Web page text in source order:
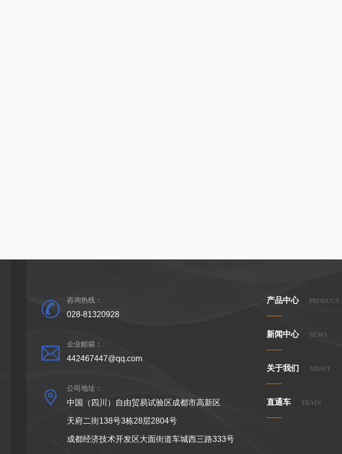
咨询热线：
028-81320928
企业邮箱：
442467447@qq.com
公司地址：
中国（四川）自由贸易试验区成都市高新区
天府二街138号3栋28层2804号
成都经济技术开发区大面街道车城西三路333号
产品中心 PRODUCT
新闻中心 NEWS
关于我们 ABOUT
直通车 TRAIN